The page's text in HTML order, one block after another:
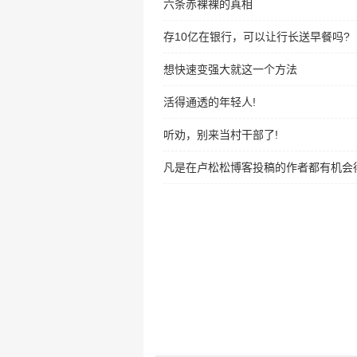
六条赤裸裸的真相
存10亿在银行，可以让行长送早餐吗?
想快速变强大就这一个方法
活得通透的年轻人!
听劝，别来当村干部了!
凡是在卢松松博客投稿的作者都有机会